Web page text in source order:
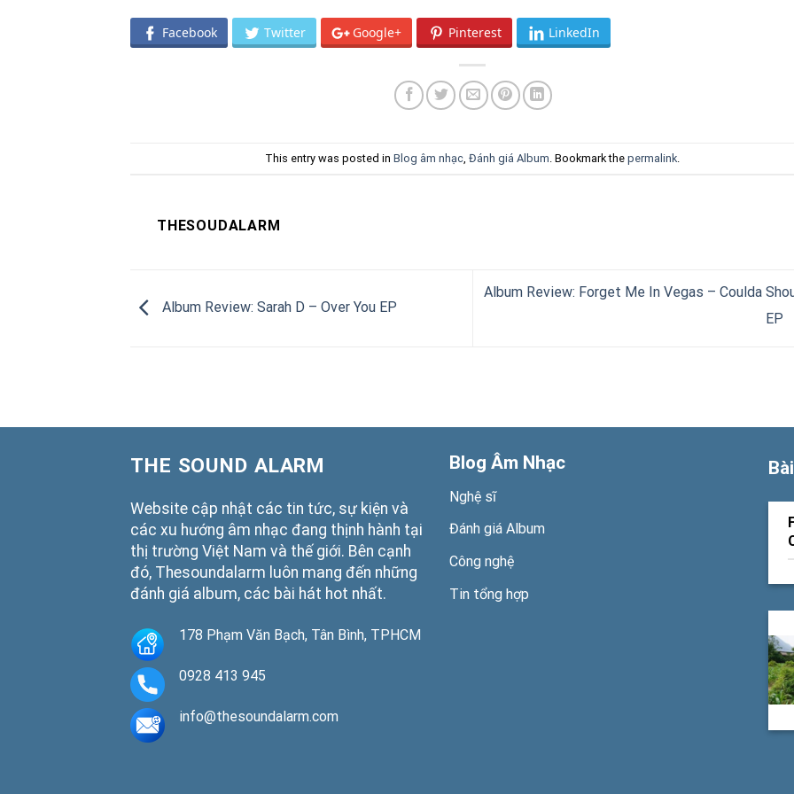
Facebook Twitter Google+ Pinterest LinkedIn
This entry was posted inBlog âm nhạc ,Đánh giá Album . Bookmark thepermalink
THESOUDALARM
Album Review: Sarah D – Over You EP
Album Review: Forget Me In Vegas – Coulda
EP
THE SOUND ALARM
Website cập nhật các tin tức, sự kiện và
các xu hướng âm nhạc đang thịnh hành tại
thị trường Việt Nam và thế giới. Bên cạnh
đó, Thesoundalarm luôn mang đến những
đánh giá album, các bài hát hot nhất.
178 Phạm Văn Bạch, Tân Bình, TPHCM
0928 413 945
info@thesoundalarm.com
Blog Âm Nhạc
Nghệ sĩ
Đánh giá Album
Công nghệ
Tin tổng hợp